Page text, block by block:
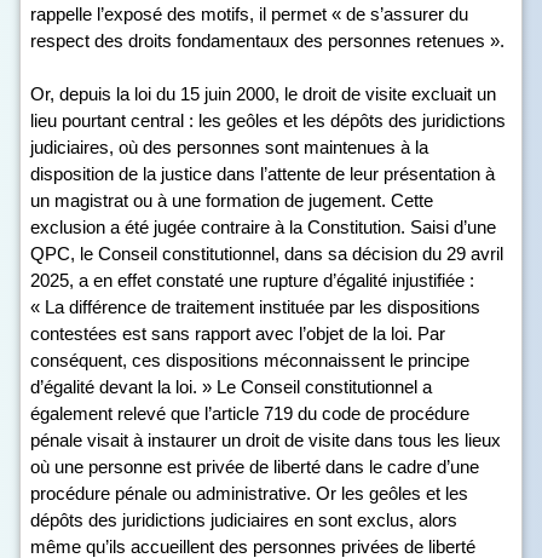
rappelle l’exposé des motifs, il permet « de s’assurer du
respect des droits fondamentaux des personnes retenues ».
Or, depuis la loi du 15 juin 2000, le droit de visite excluait un
lieu pourtant central : les geôles et les dépôts des juridictions
judiciaires, où des personnes sont maintenues à la
disposition de la justice dans l’attente de leur présentation à
un magistrat ou à une formation de jugement. Cette
exclusion a été jugée contraire à la Constitution. Saisi d’une
QPC, le Conseil constitutionnel, dans sa décision du 29 avril
2025, a en effet constaté une rupture d’égalité injustifiée :
« La différence de traitement instituée par les dispositions
contestées est sans rapport avec l’objet de la loi. Par
conséquent, ces dispositions méconnaissent le principe
d’égalité devant la loi. » Le Conseil constitutionnel a
également relevé que l’article 719 du code de procédure
pénale visait à instaurer un droit de visite dans tous les lieux
où une personne est privée de liberté dans le cadre d’une
procédure pénale ou administrative. Or les geôles et les
dépôts des juridictions judiciaires en sont exclus, alors
même qu’ils accueillent des personnes privées de liberté